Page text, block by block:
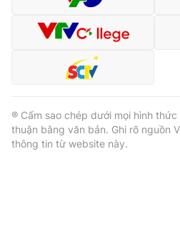
® Cấm sao chép dưới mọi hình
thuận bằng văn bản. Ghi rõ nguồn
thông tin từ website này.